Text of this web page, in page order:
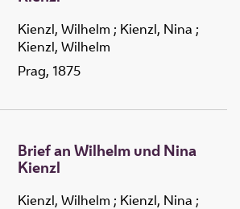
Kienzl, Wilhelm ; Kienzl, Nina ;
Kienzl, Wilhelm
Prag, 1875
Brief an Wilhelm und Nina
Kienzl
Kienzl, Wilhelm ; Kienzl, Nina ;